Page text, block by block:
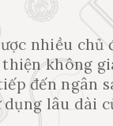
nhiều chủ
không
đến ngân
lâu dài